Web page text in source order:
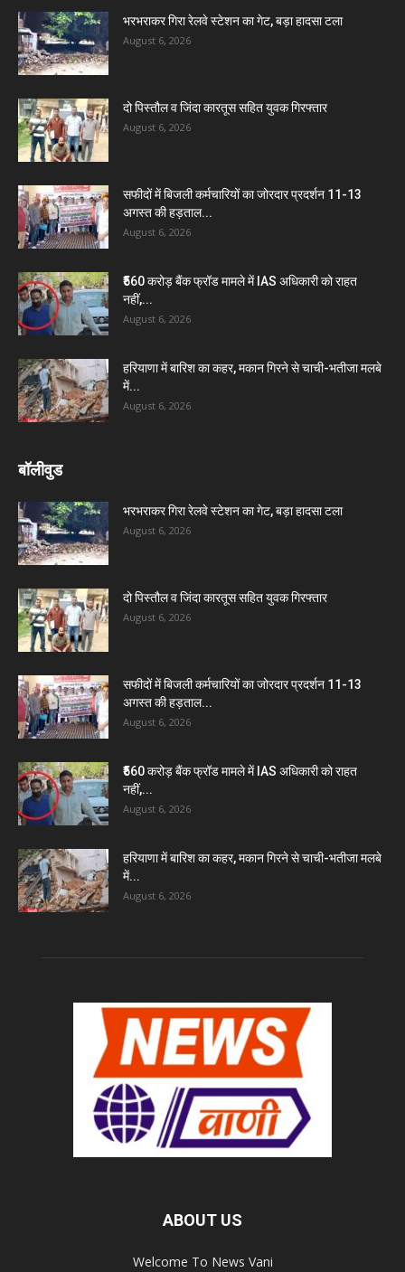
भरभराकर गिरा रेलवे स्टेशन का गेट, बड़ा हादसा टला
August 6, 2026
दो पिस्तौल व जिंदा कारतूस सहित युवक गिरफ्तार
August 6, 2026
सफीदों में बिजली कर्मचारियों का जोरदार प्रदर्शन 11-13
अगस्त की हड़ताल...
August 6, 2026
₹560 करोड़ बैंक फ्रॉड मामले में IAS अधिकारी को राहत
नहीं,...
August 6, 2026
हरियाणा में बारिश का कहर, मकान गिरने से चाची-भतीजा मलबे
में...
August 6, 2026
बॉलीवुड
भरभराकर गिरा रेलवे स्टेशन का गेट, बड़ा हादसा टला
August 6, 2026
दो पिस्तौल व जिंदा कारतूस सहित युवक गिरफ्तार
August 6, 2026
सफीदों में बिजली कर्मचारियों का जोरदार प्रदर्शन 11-13
अगस्त की हड़ताल...
August 6, 2026
₹560 करोड़ बैंक फ्रॉड मामले में IAS अधिकारी को राहत
नहीं,...
August 6, 2026
हरियाणा में बारिश का कहर, मकान गिरने से चाची-भतीजा मलबे
में...
August 6, 2026
ABOUT US
Welcome To News Vani